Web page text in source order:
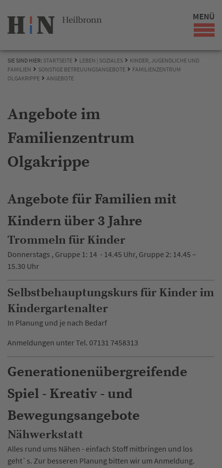
MENÜ
SIE SIND HIER: STARTSEITE LEBEN | SOZIALES
KINDER, JUGENDLICHE UND
FAMILIEN
SONSTIGE BETREUUNGSANGEBOTE
FAMILIENZENTRUM
OLGAKRIPPE
ANGEBOTE
Angebote im
Familienzentrum
Olgakrippe
Angebote für Familien mit
Kindern über 3 Jahre
Trommeln für Kinder
Donnerstags , Gruppe 1: 14 - 14.45 Uhr, Gruppe 2: 14.45 –
15.30 Uhr
Selbstbehauptungskurs für Kinder im
Kindergartenalter
In Planung und je nach Bedarf
Anmeldungen unter Tel. 07131 7458313
Generationenübergreifende
Spiel - Kreativ - und
Bewegungsangebote
Nähwerkstatt
Alles rund ums Nähen - einfach Stoff mitbringen und los
geht`s. Zur besseren Planung bitten wir um Anmeldung.